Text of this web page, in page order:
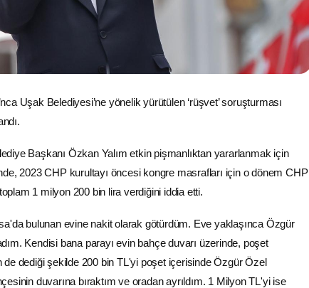
Uşak Belediyesi’ne yönelik yürütülen ‘rüşvet’ soruşturması
Başkanı Özkan Yalım etkin pişmanlıktan yararlanmak için
2023CHPkurultayı öncesi kongre masrafları için o dönem CHP
1 milyon 200 bin lira verdiğini iddia etti.
bulunan evine nakit olarak götürdüm. Eve yaklaşınca Özgür
Kendisi bana parayı evin bahçe duvarı üzerinde, poşet
de dediği şekilde 200 bin TL'yi poşet içerisindeÖzgür Özel
duvarına bıraktım ve oradan ayrıldım. 1 Milyon TL'yi ise